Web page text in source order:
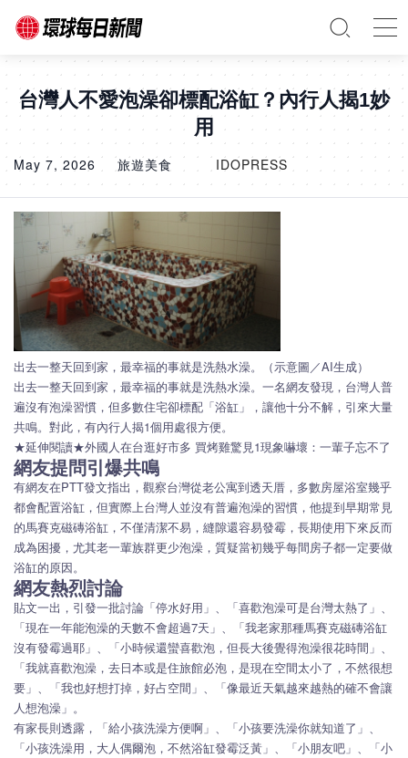
台灣人不愛泡澡卻標配浴缸？內行人揭1妙
用
May 7, 2026 旅遊美食 IDOPRESS
出去一整天回到家，最幸福的事就是洗熱水澡。（示意圖／AI生成）
出去一整天回到家，最幸福的事就是洗熱水澡。一名網友發現，台灣人普
遍沒有泡澡習慣，但多數住宅卻標配「浴缸」，讓他十分不解，引來大量
共鳴。對此，有內行人揭1個用處很方便。
★延伸閱讀★外國人在台逛好市多 買烤雞驚見1現象嚇壞：一輩子忘不了
網友提問引爆共鳴
有網友在PTT發文指出，觀察台灣從老公寓到透天厝，多數房屋浴室幾乎
都會配置浴缸，但實際上台灣人並沒有普遍泡澡的習慣，他提到早期常見
的馬賽克磁磚浴缸，不僅清潔不易，縫隙還容易發霉，長期使用下來反而
成為困擾，尤其老一輩族群更少泡澡，質疑當初幾乎每間房子都一定要做
浴缸的原因。
網友熱烈討論
貼文一出，引發一批討論「停水好用」、「喜歡泡澡可是台灣太熱了」、
「現在一年能泡澡的天數不會超過7天」、「我老家那種馬賽克磁磚浴缸
沒有發霉過耶」、「小時候還蠻喜歡泡，但長大後覺得泡澡很花時間」、
「我就喜歡泡澡，去日本或是住旅館必泡，是現在空間太小了，不然很想
要」、「我也好想打掉，好占空間」、「像最近天氣越來越熱的確不會讓
人想泡澡」。
有家長則透露，「給小孩洗澡方便啊」、「小孩要洗澡你就知道了」、
「小孩洗澡用，大人偶爾泡，不然浴缸發霉泛黃」、「小朋友吧」、「小